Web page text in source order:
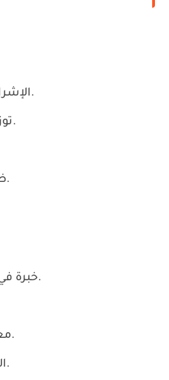
الإشراف على أعمال التصنيع.
توزيع المهام على الفنيين.
ضمان الالتزام بالسلامة.
خبرة في إدارة الورش الصناعية.
معرفة بعمليات التصنيع.
القدرة على إعداد التقارير.